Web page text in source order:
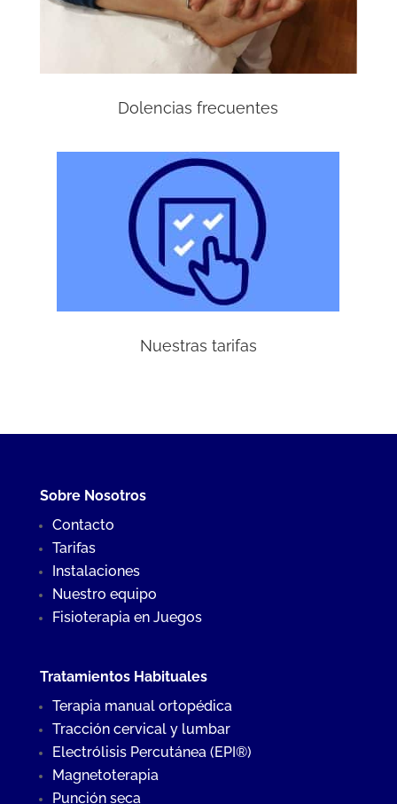
Dolencias frecuentes
Nuestras tarifas
Sobre Nosotros
Contacto
Tarifas
Instalaciones
Nuestro equipo
Fisioterapia en Juegos
Tratamientos Habituales
Terapia manual ortopédica
Tracción cervical y lumbar
Electrólisis Percutánea (EPI®)
Magnetoterapia
Punción seca